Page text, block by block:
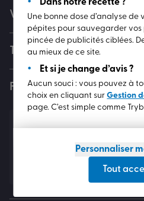
Votre projet
TRYBA et vous
Faites le plein d’idées
Newsletter
Soyez informé en avant-
Dans notre recette ?
Une bonne dose d’analyse de
pépites pour sauvegarder
pincée de publicités ciblées.
au mieux de ce site.
Et si je change d’avis ?
Aucun souci : vous pouvez à
choix en cliquant surGestion
page. C’est simple comme
Personnaliser
Tout